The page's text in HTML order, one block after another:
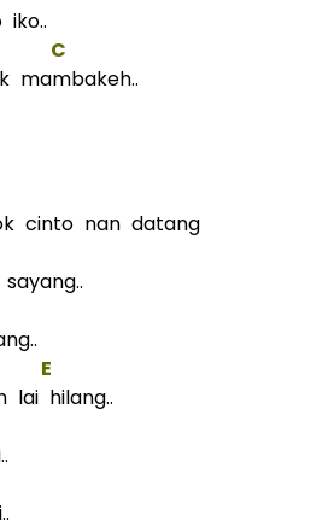
C
mambakeh..
cinto nan datang
E
lai hilang..